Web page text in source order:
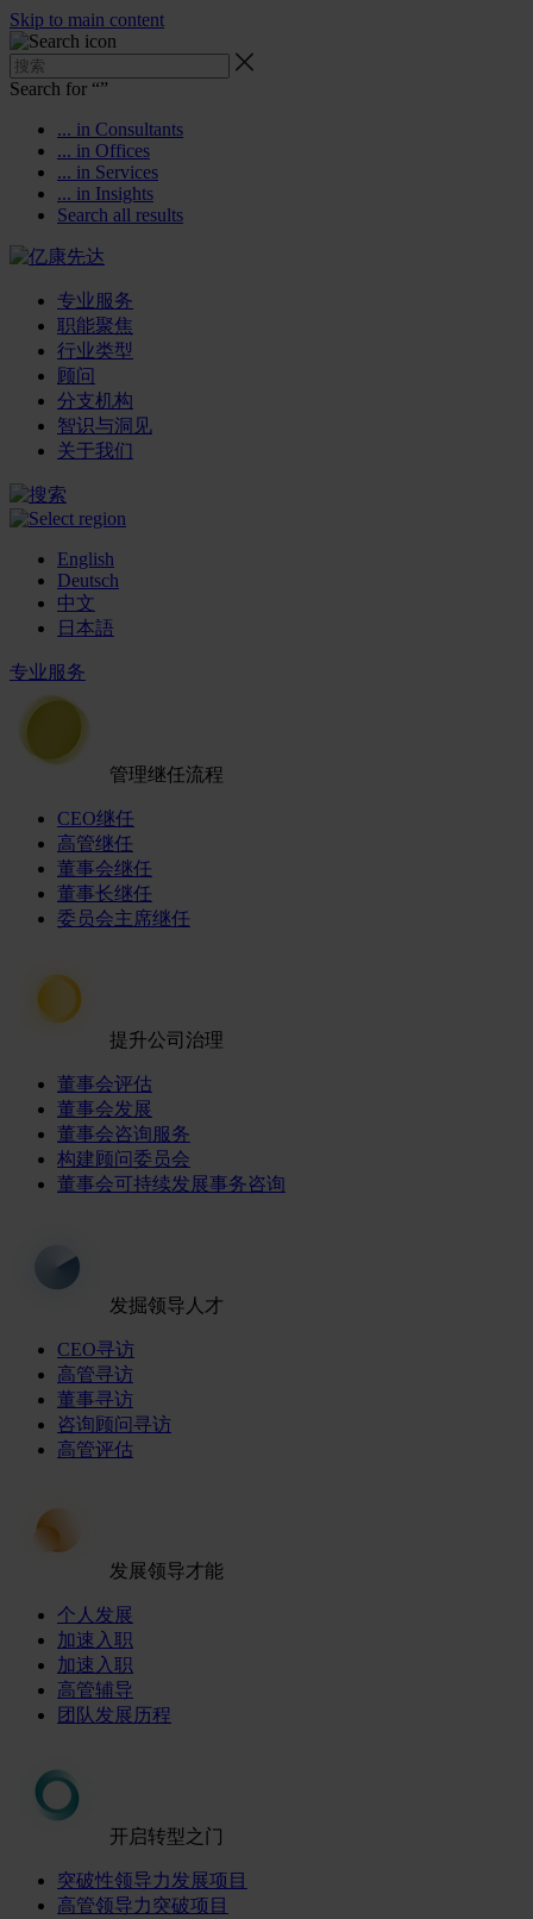
Skip to main content
Search for “”
... in Consultants
... in Offices
... in Services
... in Insights
Search all results
专业服务
职能聚焦
行业类型
顾问
分支机构
智识与洞见
关于我们
English
Deutsch
中文
日本語
专业服务
管理继任流程
CEO继任
高管继任
董事会继任
董事长继任
委员会主席继任
提升公司治理
董事会评估
董事会发展
董事会咨询服务
构建顾问委员会
董事会可持续发展事务咨询
发掘领导人才
CEO寻访
高管寻访
董事寻访
咨询顾问寻访
高管评估
发展领导才能
个人发展
加速入职
加速入职
高管辅导
团队发展历程
开启转型之门
突破性领导力发展项目
高管领导力突破项目